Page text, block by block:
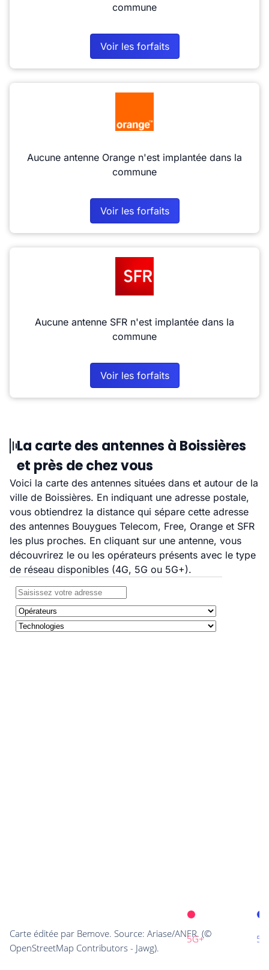
commune
Voir les forfaits
Aucune antenne Orange n'est implantée dans la
commune
Voir les forfaits
Aucune antenne SFR n'est implantée dans la
commune
Voir les forfaits
La carte des antennes à Boissières
et près de chez vous
Voici la carte des antennes situées dans et autour de la
ville de Boissières. En indiquant une adresse postale,
vous obtiendrez la distance qui sépare cette adresse
des antennes Bouygues Telecom, Free, Orange et SFR
les plus proches. En cliquant sur une antenne, vous
découvrirez le ou les opérateurs présents avec le type
de réseau disponibles (4G, 5G ou 5G+).